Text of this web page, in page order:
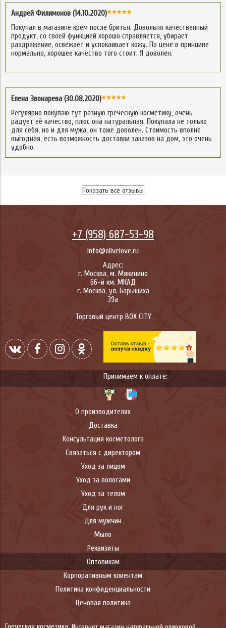
Андрей Филимонов (14.10.2020)
Покупал в магазине крем после бритья. Довольно качественный
продукт, со своей функцией хорошо справляется, убирает
раздражение, освежает и успокаивает кожу. По цене в принципе
нормально, хорошее качество того стоит. Я доволен.
Елена Звонарева (30.08.2020)
Регулярно покупаю тут разную греческую косметику, очень
радует её качество, плюс она натуральная. Покупала не только
для себя, но и для мужа, он тоже доволен. Стоимость вполне
выгодная, есть возможность доставки заказов на дом, это очень
удобно.
Показать все отзывы
+7 (958) 687-53-98
info@olivelove.ru
Адрес:
г. Москва, м. Мякинино
66-й км. МКАД
г. Москва, ул. Барышиха
39а
Торговый центр BOX CITY
О производителях
Доставка
Консультация косметолога
Связаться с директором
Уход за лицом
Уход за волосами
Уход за телом
Для рук и ног
Для мужчин
Мыло
Реквизиты
Оптовикам
Корпоративным клиентам
Политика конфиденциальности
Ценовая политика
Принимаем к оплате: